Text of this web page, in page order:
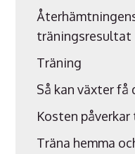
träningsresultat
Träning
Så kan växter
Kosten
Träna hemma